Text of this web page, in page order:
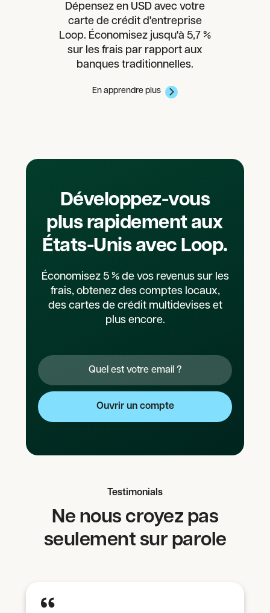
Dépensez en USD avec votre
carte de crédit d'entreprise
Loop. Économisez jusqu'à 5,7 %
sur les frais par rapport aux
banques traditionnelles.
En apprendre plus
Développez-vous
plus rapidement aux
États-Unis avec Loop.
Économisez 5 % de vos revenus sur les
frais, obtenez des comptes locaux,
des cartes de crédit multidevises et
plus encore.
Testimonials
Ne nous croyez pas
seulement sur parole